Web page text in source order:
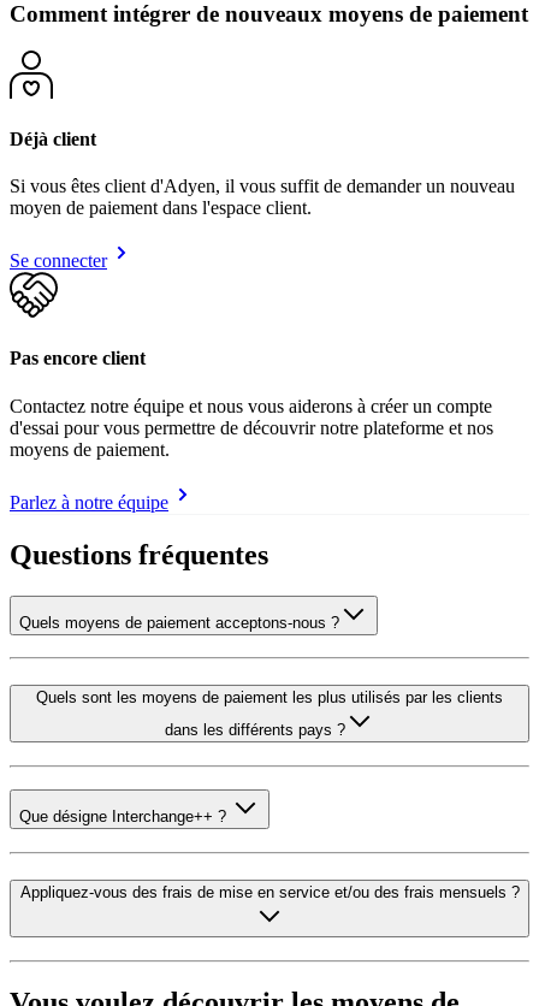
Comment intégrer de nouveaux moyens de paiement
Déjà client
Si vous êtes client d'Adyen, il vous suffit de demander un nouveau
moyen de paiement dans l'espace client.
Se connecter
Pas encore client
Contactez notre équipe et nous vous aiderons à créer un compte
d'essai pour vous permettre de découvrir notre plateforme et nos
moyens de paiement.
Parlez à notre équipe
Questions fréquentes
Quels moyens de paiement acceptons-nous ?
Quels sont les moyens de paiement les plus utilisés par les clients
dans les différents pays ?
Que désigne Interchange++ ?
Appliquez-vous des frais de mise en service et/ou des frais mensuels ?